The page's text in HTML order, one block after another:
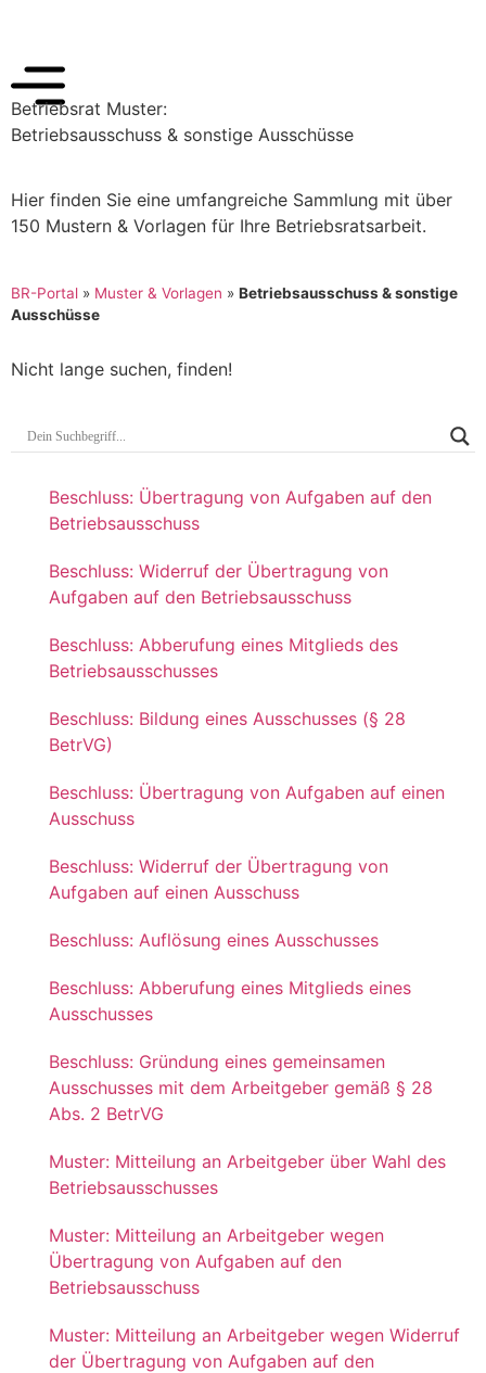
Betriebsrat Muster:
Betriebsausschuss & sonstige Ausschüsse
Hier finden Sie eine umfangreiche Sammlung mit über
150 Mustern & Vorlagen für Ihre Betriebsratsarbeit.
BR-Portal » Muster & Vorlagen » Betriebsausschuss & sonstige
Ausschüsse
Nicht lange suchen, finden!
Beschluss: Übertragung von Aufgaben auf den
Betriebsausschuss
Beschluss: Widerruf der Übertragung von
Aufgaben auf den Betriebsausschuss
Beschluss: Abberufung eines Mitglieds des
Betriebsausschusses
Beschluss: Bildung eines Ausschusses (§ 28
BetrVG)
Beschluss: Übertragung von Aufgaben auf einen
Ausschuss
Beschluss: Widerruf der Übertragung von
Aufgaben auf einen Ausschuss
Beschluss: Auflösung eines Ausschusses
Beschluss: Abberufung eines Mitglieds eines
Ausschusses
Beschluss: Gründung eines gemeinsamen
Ausschusses mit dem Arbeitgeber gemäß § 28
Abs. 2 BetrVG
Muster: Mitteilung an Arbeitgeber über Wahl des
Betriebsausschusses
Muster: Mitteilung an Arbeitgeber wegen
Übertragung von Aufgaben auf den
Betriebsausschuss
Muster: Mitteilung an Arbeitgeber wegen Widerruf
der Übertragung von Aufgaben auf den